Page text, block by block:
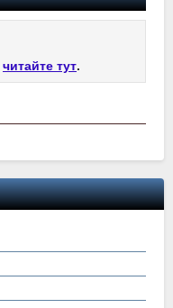
читайте тут.